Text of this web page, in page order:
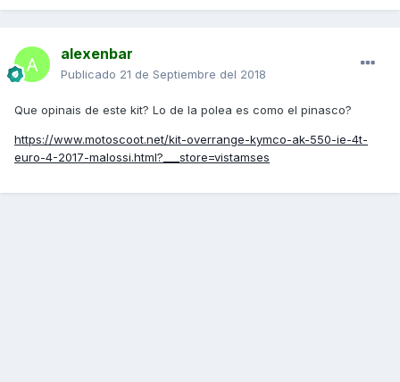
alexenbar
Publicado 21 de Septiembre del 2018
Que opinais de este kit? Lo de la polea es como el pinasco?
https://www.motoscoot.net/kit-overrange-kymco-ak-550-ie-4t-
euro-4-2017-malossi.html?___store=vistamses